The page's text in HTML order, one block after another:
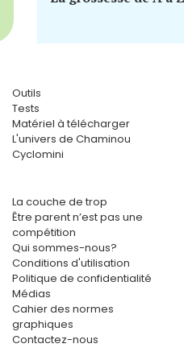
Outils
Tests
Matériel à télécharger
L'univers de Chaminou
Cyclomini
La couche de trop
Être parent n’est pas une
compétition
Qui sommes-nous?
Conditions d'utilisation
Politique de confidentialité
Médias
Cahier des normes
graphiques
Contactez-nous